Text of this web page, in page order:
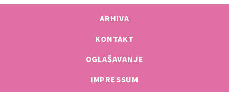
ARHIVA
KONTAKT
OGLAŠAVANJE
IMPRESSUM